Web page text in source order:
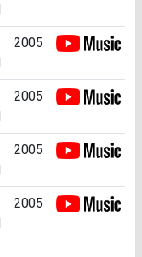
2005
2005
2005
2005